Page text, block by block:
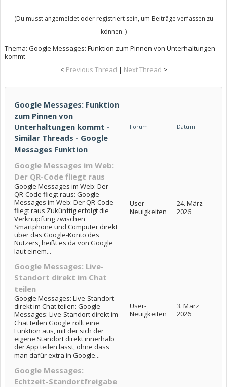
(Du musst angemeldet oder registriert sein, um Beiträge verfassen zu
können. )
Thema: Google Messages: Funktion zum Pinnen von Unterhaltungen
kommt
< Previous Thread | Next Thread >
Google Messages: Funktion
zum Pinnen von
Unterhaltungen kommt -
Similar Threads - Google
Messages Funktion
Forum Datum
Google Messages im Web:
Der QR-Code fliegt raus
Google Messages im Web: Der
QR-Code fliegt raus: Google
Messages im Web: Der QR-Code
fliegt raus Zukünftig erfolgt die
Verknüpfung zwischen
Smartphone und Computer direkt
über das Google-Konto des
Nutzers, heißt es da von Google
laut einem...
User-
Neuigkeiten
24. März
2026
Google Messages: Live-
Standort direkt im Chat
teilen
Google Messages: Live-Standort
direkt im Chat teilen: Google
Messages: Live-Standort direkt im
Chat teilen Google rollt eine
Funktion aus, mit der sich der
eigene Standort direkt innerhalb
der App teilen lässt, ohne dass
man dafür extra in Google...
User-
Neuigkeiten
3. März
2026
Google Messages:
Echtzeit-Standortfreigabe